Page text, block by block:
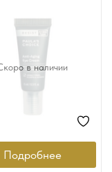
в наличии
Подробнее